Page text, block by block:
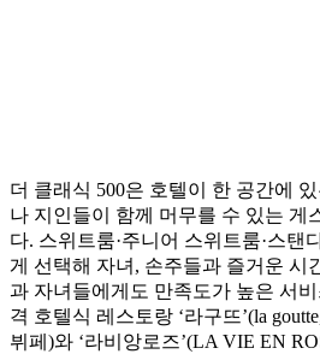
더 클래식 500은 호텔이 한 공간에
나 지인들이 함께 머무를 수 있는 게
다. 스위트룸·주니어 스위트룸·스탠
게 선택해 자녀, 손주들과 즐거운 시
과 자녀들에게도 만족도가 높은 서
격 호텔식 레스토랑 ‘라구뜨’(la
뷔페)와 ‘라비앙로즈’(LA VIE EN